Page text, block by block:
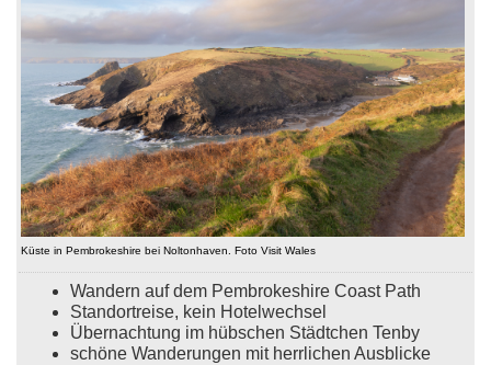
Küste in Pembrokeshire bei Noltonhaven. Foto Visit Wales
Wandern auf dem Pembrokeshire Coast Path
Standortreise, kein Hotelwechsel
Übernachtung im hübschen Städtchen Tenby
schöne Wanderungen mit herrlichen Ausblicke